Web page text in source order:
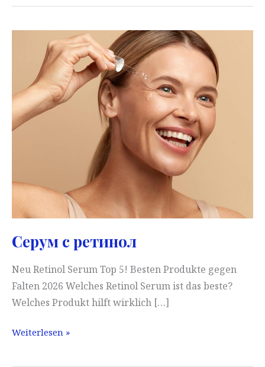
Серум с ретинол
Neu Retinol Serum Top 5! Besten Produkte gegen
Falten 2026 Welches Retinol Serum ist das beste?
Welches Produkt hilft wirklich […]
Серум
Weiterlesen »